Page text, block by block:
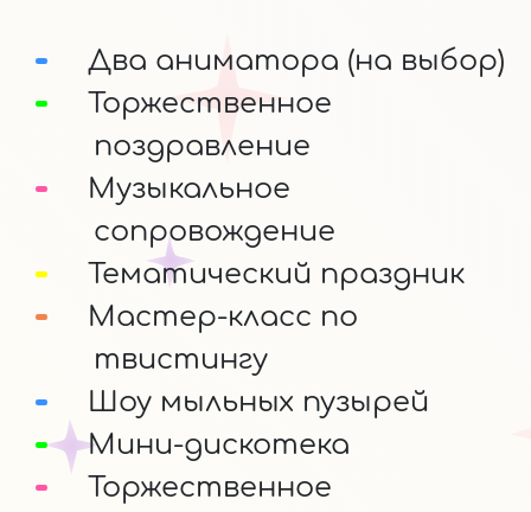
Два аниматора (на выбор)
Торжественное
поздравление
Музыкальное
сопровождение
Тематический праздник
Мастер-класс по
твистингу
Шоу мыльных пузырей
Мини-дискотека
Торжественное